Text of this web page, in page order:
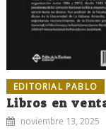
EDITORIAL PABLO
Libros en
noviembre 13, 2025